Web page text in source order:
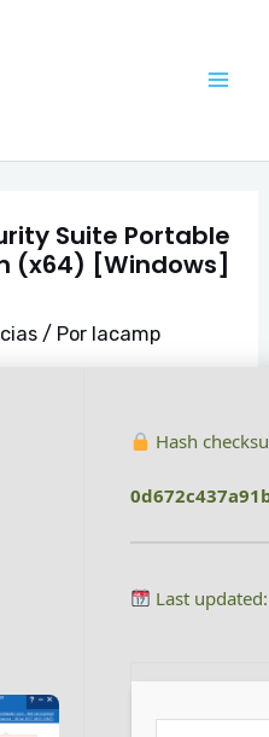
Suite Portable
(x64) [Windows]
/ Por lacamp
Hash
Last